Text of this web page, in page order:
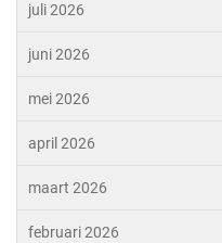
juli 2026
juni 2026
mei 2026
april 2026
maart 2026
februari 2026